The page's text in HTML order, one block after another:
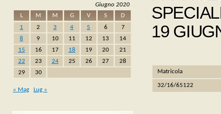
19
Matricola
32/16/65122
Giugno 2020
L
M M G V S
D
1
2 3 4 5 6
7
8
9 10 11 12 13
14
15
16 17 18 19 20
21
22
23 24 25 26 27
28
29
30
« Mag Lug »